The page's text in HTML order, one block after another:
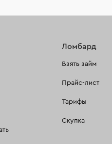
Ломбард
Взять займ
Прайс-лист
Тарифы
Скупка